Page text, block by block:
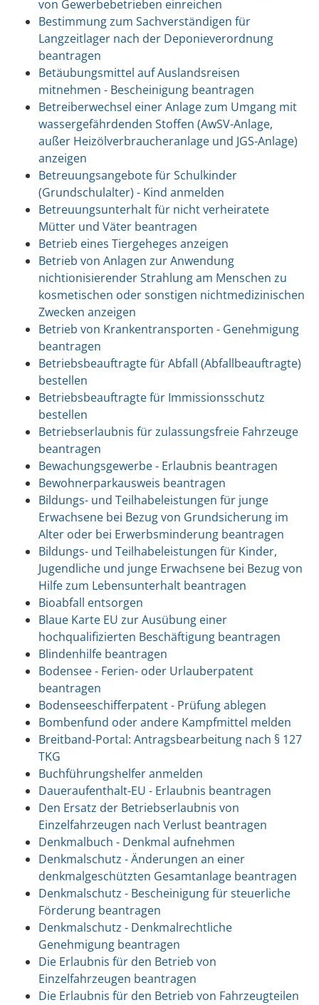
von Gewerbebetrieben einreichen
Bestimmung zum Sachverständigen für
Langzeitlager nach der Deponieverordnung
beantragen
Betäubungsmittel auf Auslandsreisen
mitnehmen - Bescheinigung beantragen
Betreiberwechsel einer Anlage zum Umgang mit
wassergefährdenden Stoffen (AwSV-Anlage,
außer Heizölverbraucheranlage und JGS-Anlage)
anzeigen
Betreuungsangebote für Schulkinder
(Grundschulalter) - Kind anmelden
Betreuungsunterhalt für nicht verheiratete
Mütter und Väter beantragen
Betrieb eines Tiergeheges anzeigen
Betrieb von Anlagen zur Anwendung
nichtionisierender Strahlung am Menschen zu
kosmetischen oder sonstigen nichtmedizinischen
Zwecken anzeigen
Betrieb von Krankentransporten - Genehmigung
beantragen
Betriebsbeauftragte für Abfall (Abfallbeauftragte)
bestellen
Betriebsbeauftragte für Immissionsschutz
bestellen
Betriebserlaubnis für zulassungsfreie Fahrzeuge
beantragen
Bewachungsgewerbe - Erlaubnis beantragen
Bewohnerparkausweis beantragen
Bildungs- und Teilhabeleistungen für junge
Erwachsene bei Bezug von Grundsicherung im
Alter oder bei Erwerbsminderung beantragen
Bildungs- und Teilhabeleistungen für Kinder,
Jugendliche und junge Erwachsene bei Bezug von
Hilfe zum Lebensunterhalt beantragen
Bioabfall entsorgen
Blaue Karte EU zur Ausübung einer
hochqualifizierten Beschäftigung beantragen
Blindenhilfe beantragen
Bodensee - Ferien- oder Urlauberpatent
beantragen
Bodenseeschifferpatent - Prüfung ablegen
Bombenfund oder andere Kampfmittel melden
Breitband-Portal: Antragsbearbeitung nach § 127
TKG
Buchführungshelfer anmelden
Daueraufenthalt-EU - Erlaubnis beantragen
Den Ersatz der Betriebserlaubnis von
Einzelfahrzeugen nach Verlust beantragen
Denkmalbuch - Denkmal aufnehmen
Denkmalschutz - Änderungen an einer
denkmalgeschützten Gesamtanlage beantragen
Denkmalschutz - Bescheinigung für steuerliche
Förderung beantragen
Denkmalschutz - Denkmalrechtliche
Genehmigung beantragen
Die Erlaubnis für den Betrieb von
Einzelfahrzeugen beantragen
Die Erlaubnis für den Betrieb von Fahrzeugteilen